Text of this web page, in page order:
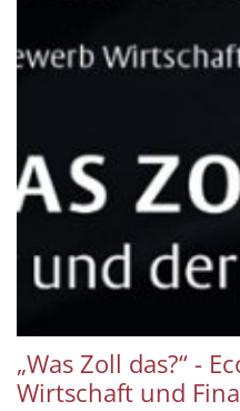
„Was Zoll das?“ -
Wirtschaft und